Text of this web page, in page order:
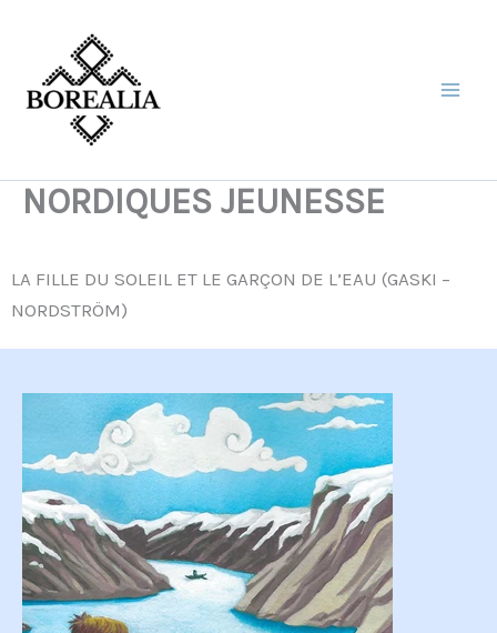
contenu
NORDIQUES JEUNESSE
LA FILLE DU SOLEIL ET LE GARÇON DE L’EAU (GASKI –
NORDSTRÖM)